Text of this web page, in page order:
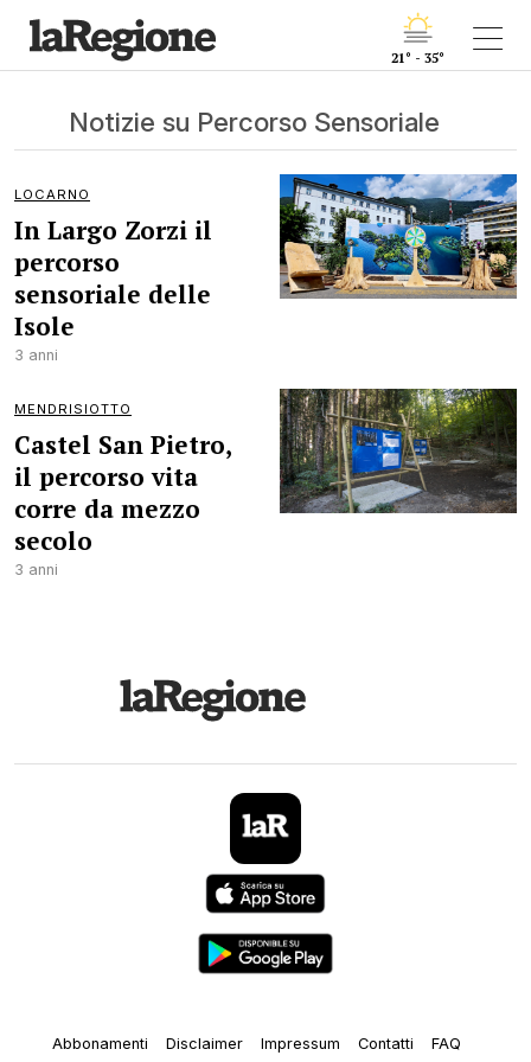
21° - 35°
Notizie su Percorso Sensoriale
LOCARNO
In Largo Zorzi il
percorso
sensoriale delle
Isole
3 anni
MENDRISIOTTO
Castel San Pietro,
il percorso vita
corre da mezzo
secolo
3 anni
Abbonamenti Disclaimer Impressum Contatti
FAQ